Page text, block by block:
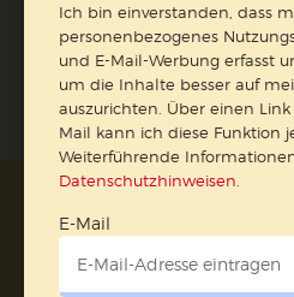
Barrierefreiheit
Ich bin einverstanden, dass
personenbezogenes
und E-Mail-Werbung erfasst
um die Inhalte besser auf
auszurichten. Über einen
Mail kann ich diese Funktion
Weiterführende
Datenschutzhinweisen
E-Mail